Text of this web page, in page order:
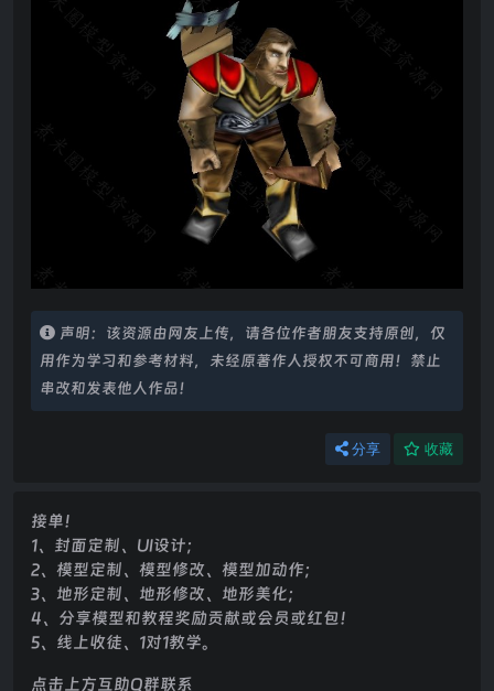
声明：该资源由网友上传，请各位作者朋友支持原创，仅
用作为学习和参考材料，未经原著作人授权不可商用！禁止
串改和发表他人作品！
分享 收藏
接单！
1、封面定制、UI设计；
2、模型定制、模型修改、模型加动作；
3、地形定制、地形修改、地形美化；
4、分享模型和教程奖励贡献或会员或红包！
5、线上收徒、1对1教学。
点击上方互助Q群联系